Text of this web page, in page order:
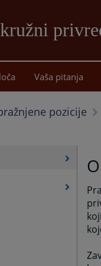
Vaša pitanja
pozicije